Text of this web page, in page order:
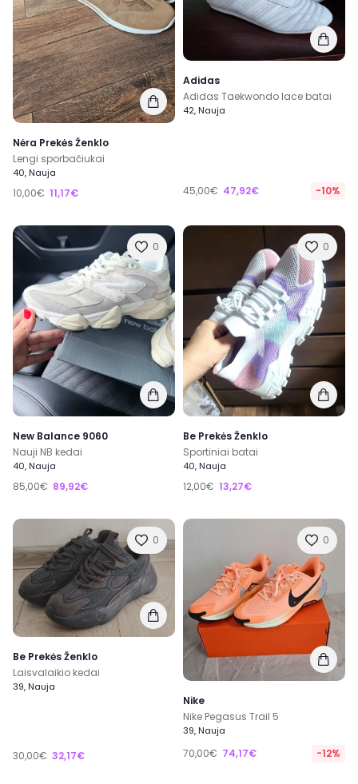
Nėra Prekės Ženklo
Lengi sporbačiukai
40, Nauja
10,00€ 11,17€
Adidas
Adidas Taekwondo lace batai
42, Nauja
45,00€ 47,92€ -10%
0
New Balance 9060
Nauji NB kedai
40, Nauja
85,00€ 89,92€
0
Be Prekės Ženklo
Sportiniai batai
40, Nauja
12,00€ 13,27€
0
Be Prekės Ženklo
Laisvalaikio kedai
39, Nauja
30,00€ 32,17€
0
Nike
Nike Pegasus Trail 5
39, Nauja
70,00€ 74,17€ -12%